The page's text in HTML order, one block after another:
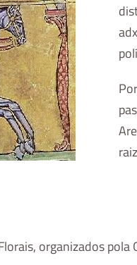
organizados